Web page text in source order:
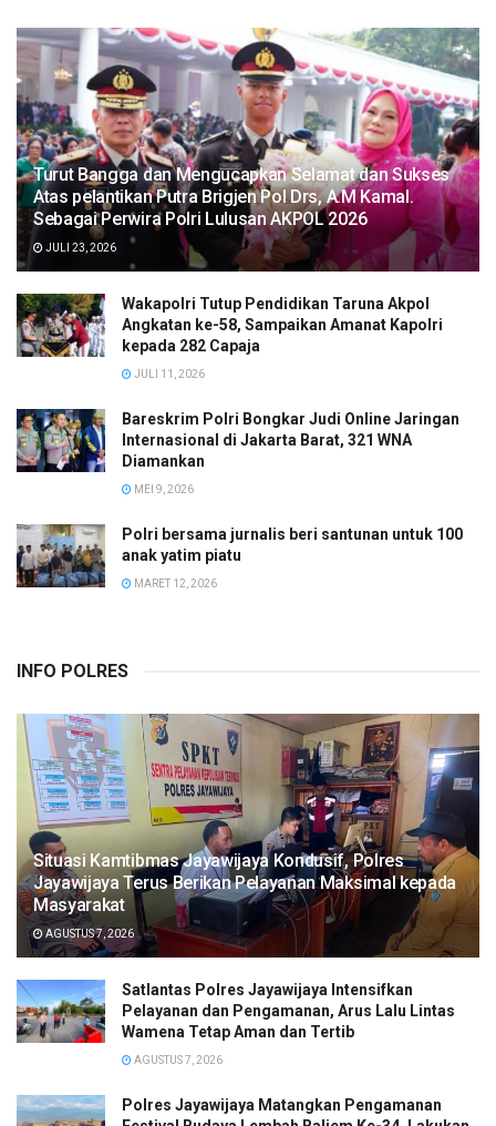
Turut Bangga dan Mengucapkan Selamat dan Sukses
Atas pelantikan Putra Brigjen Pol Drs, A.M Kamal.
Sebagai Perwira Polri Lulusan AKPOL 2026
JULI 23, 2026
Wakapolri Tutup Pendidikan Taruna Akpol
Angkatan ke-58, Sampaikan Amanat Kapolri
kepada 282 Capaja
JULI 11, 2026
Bareskrim Polri Bongkar Judi Online Jaringan
Internasional di Jakarta Barat, 321 WNA
Diamankan
MEI 9, 2026
Polri bersama jurnalis beri santunan untuk 100
anak yatim piatu
MARET 12, 2026
INFO POLRES
Situasi Kamtibmas Jayawijaya Kondusif, Polres
Jayawijaya Terus Berikan Pelayanan Maksimal kepada
Masyarakat
AGUSTUS 7, 2026
Satlantas Polres Jayawijaya Intensifkan
Pelayanan dan Pengamanan, Arus Lalu Lintas
Wamena Tetap Aman dan Tertib
AGUSTUS 7, 2026
Polres Jayawijaya Matangkan Pengamanan